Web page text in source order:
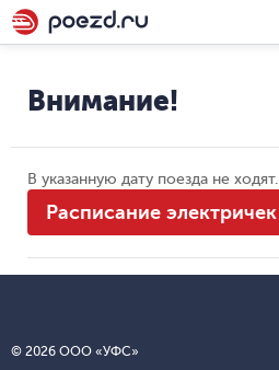
Внимание!
В указанную дату поезда не ходят.
Расписание электричек
© 2026 ООО «УФС»